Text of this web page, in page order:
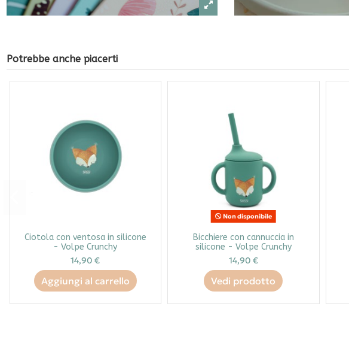
Potrebbe anche piacerti
Ciotola con ventosa in silicone
- Volpe Crunchy
14,90 €
Aggiungi al carrello
Non disponibile
Bicchiere con cannuccia in
silicone - Volpe Crunchy
14,90 €
Vedi prodotto